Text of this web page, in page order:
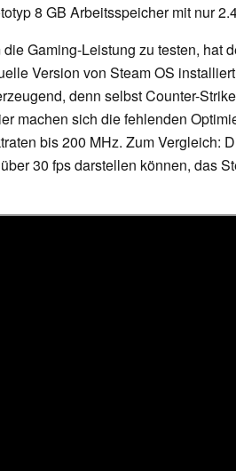
8 GB Arbeitsspeicher mit nur
die Gaming-Leistung zu testen, hat
Version von Steam OS
denn selbst Counter-
machen sich die fehlenden
bis 200 MHz. Zum Vergleich:
30 fps darstellen können, das